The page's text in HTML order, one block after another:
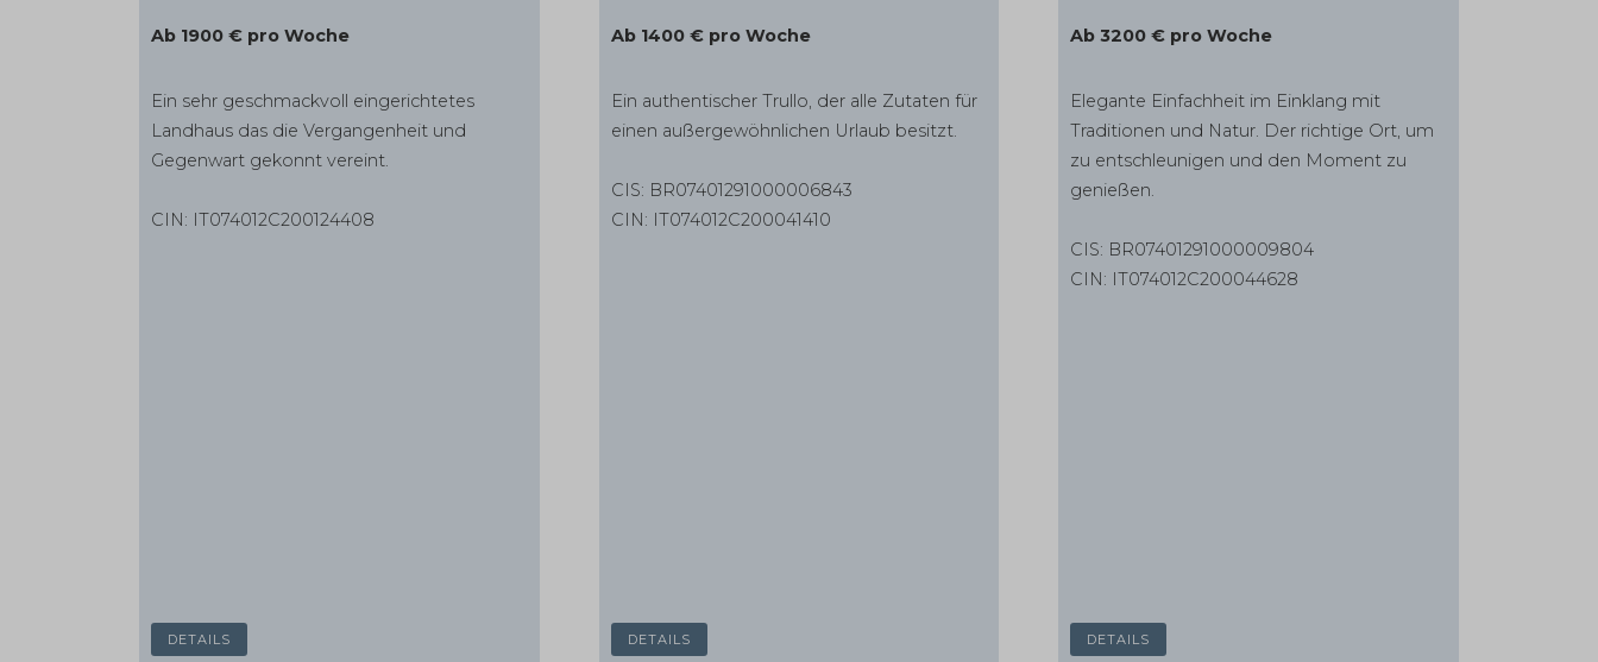
Ab 1900 € pro Woche
Ein sehr geschmackvoll eingerichtetes
Landhaus das die Vergangenheit und
Gegenwart gekonnt vereint.
CIN: IT074012C200124408
DETAILS
Ab 1400 € pro Woche
Ein authentischer Trullo, der alle Zutaten für
einen außergewöhnlichen Urlaub besitzt.
CIS: BR07401291000006843
CIN: IT074012C200041410
DETAILS
Ab 3200 € pro Woche
Elegante Einfachheit im Einklang mit
Traditionen und Natur. Der richtige Ort, um
zu entschleunigen und den Moment zu
genießen.
CIS: BR07401291000009804
CIN: IT074012C200044628
DETAILS